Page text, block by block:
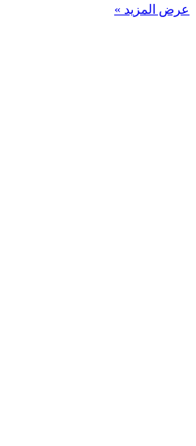
عرض المزيد »